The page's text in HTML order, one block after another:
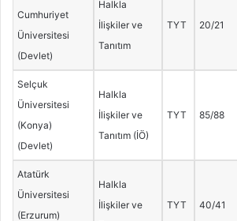
Cumhuriyet
Üniversitesi
(Devlet)
Halkla
İlişkiler ve
Tanıtım
TYT 20/21
Selçuk
Üniversitesi
(Konya)
(Devlet)
Halkla
İlişkiler ve
Tanıtım (İÖ)
TYT 85/88
Atatürk
Üniversitesi
(Erzurum)
Halkla
İlişkiler ve
TYT 40/41